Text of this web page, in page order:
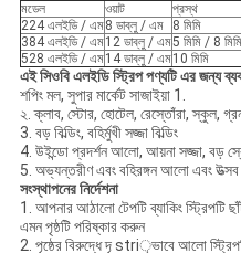
মডেল ওয়াট প্রস্থ
224 এলইডি / এম8 ডাব্লু / এম 8 মিমি
384 এলইডি / এম12 ডাব্লু / এম5 মিমি / 8 মিমি
528 এলইডি / এম14 ডাব্লু / এম10 মিমি
এই সিওবি এলইডি স্ট্রিপ পণ্যটি এর জন্য
শপিং মল, সুপার মার্কেট সাজাইয়া 1.
২. ক্লাব, স্টোর, হোটেল, রেস্তোঁরা, স্কুল,
3. বড় বিল্ডিং, বহির্মুখী সজ্জা বিল্ডিং
4. উইন্ডো প্রদর্শন আলো, আয়না সজ্জা, বড়
5. অভ্যন্তরীণ এবং বহিরঙ্গন আলো এবং
সংস্থাপনের নির্দেশনা
1. আপনার আঠালো টেপটি ব্যাকিং স্ট্রিপটি
এমন পৃষ্ঠটি পরিষ্কার করুন
2. পৃষ্ঠের বিরুদ্ধে দৃ stri়ভাবে আলো